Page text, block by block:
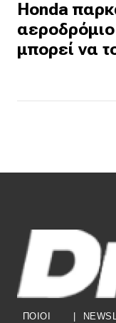
Honda
αεροδρόμιο
μπορεί να
ΠΟΙΟΙ
|